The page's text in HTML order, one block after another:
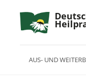
AUS- UND